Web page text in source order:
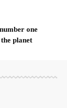
one
planet